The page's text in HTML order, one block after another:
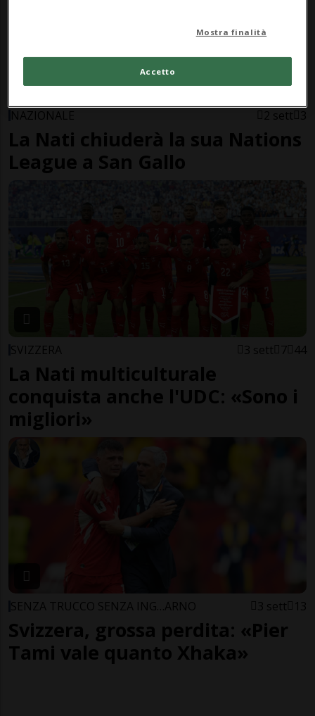
NAZIONALE 2 sett 3
La Nati chiuderà la sua Nations
League a San Gallo
SVIZZERA 3 sett 7 44
La Nati multiculturale
conquista anche l'UDC: «Sono i
migliori»
SENZA TRUCCO SENZA ING…ARNO 3 sett 13
Svizzera, grossa perdita: «Pier
Tami vale quanto Xhaka»
Mostra finalità
Accetto